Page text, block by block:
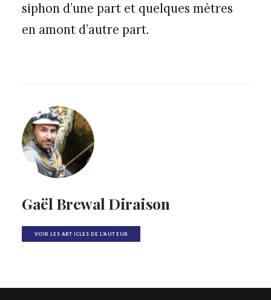
siphon d’une part et quelques mètres
en amont d’autre part.
Gaël Brewal Diraison
VOIR LES ARTICLES DE L'AUTEUR